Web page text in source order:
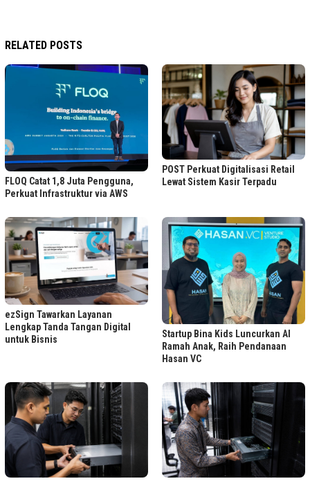
RELATED POSTS
FLOQ Catat 1,8 Juta Pengguna,
Perkuat Infrastruktur via AWS
POST Perkuat Digitalisasi Retail
Lewat Sistem Kasir Terpadu
ezSign Tawarkan Layanan
Lengkap Tanda Tangan Digital
untuk Bisnis
Startup Bina Kids Luncurkan AI
Ramah Anak, Raih Pendanaan
Hasan VC